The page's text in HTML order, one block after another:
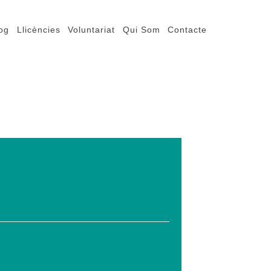
Llicències Voluntariat Qui Som Contacte